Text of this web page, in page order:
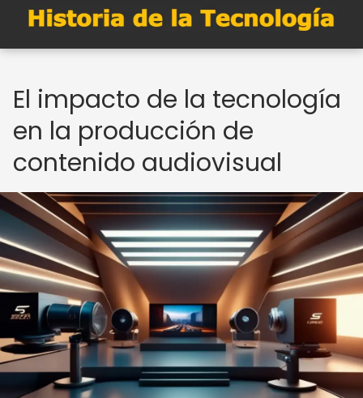
El impacto de la tecnología
en la producción de
contenido audiovisual